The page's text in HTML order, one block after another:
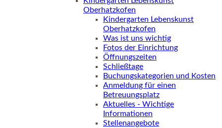
Oberhatzkofen
Kindergarten Lebenskunst
Oberhatzkofen
Was ist uns wichtig
Fotos der Einrichtung
Öffnungszeiten
Schließtage
Buchungskategorien und Kosten
Anmeldung für einen
Betreuungsplatz
Aktuelles - Wichtige
Informationen
Stellenangebote